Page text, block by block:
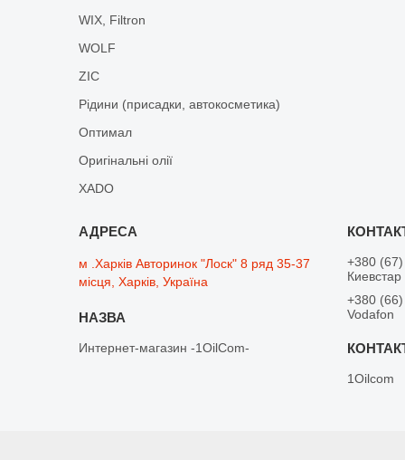
WIX, Filtron
WOLF
ZIC
Рідини (присадки, автокосметика)
Оптимал
Оригінальні олії
XADO
м .Харків Авторинок "Лоск" 8 ряд 35-37
місця, Харків, Україна
Интернет-магазин -1OilCom-
+380
Киевстар
+380
Vodafon
1Oilcom